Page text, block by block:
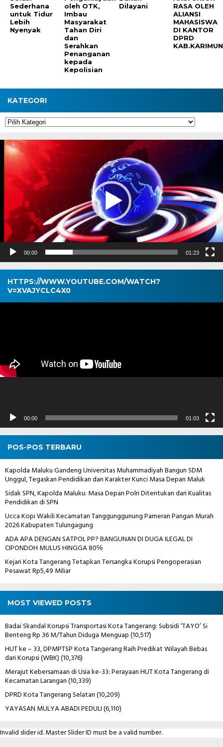
Sederhana
untuk Tidur
Lebih
Nyenyak
oleh OTK,
Imbau
Masyarakat
Tahan Diri
dan
Serahkan
Penanganan
kepada
Kepolisian
Dilayani
RASA OLEH
ALIANSI
MAHASISWA
DI KANTOR
DPRD
KAB.KARIMUN
KATEGORI
Kategori
Pemutar
Video
00:00 01:23
HTTPS://WWW.YOUTUBE.COM/WATCH?
V=XVAJYCLC4X0
Pemutar
00:00 01:03
POS-POS TERBARU
Kapolda Maluku Gandeng Universitas Muhammadiyah Bangun SDM
Unggul, Tegaskan Pendidikan dan Karakter Kunci Masa Depan Maluk
Sidak SPN, Kapolda Maluku: Masa Depan Polri Ditentukan dari Kualitas
Pendidikan di SPN
Ucca Kopi Wakili Kecamatan Tanggunggunung Pameran Pangan Murah
2026 Kabupaten Tulungagung
ADA APA DENGAN SATPOL PP? BANGUNAN DI DUGA ILEGAL DI
CIPONDOH MULUS HINGGA 80℅
Kejari Kota Tangerang Tetapkan Tersangka Korupsi Pengoperasian
Pesawat Rp5,49 Miliar
MOST VIEWED POSTS
Badai Skandal Korupsi Transportasi Kota Tangerang: Subsidi ‘TAYO’ Si
Benteng Rp 36 M/Tahun Diduga Menguap(10,517)
HUT ke – 33, DPMPTSP Kota Tangerang Raih Predikat Wilayah Bebas
dari Korupsi (WBK)(10,376)
Merajut Kebersamaan di Usia ke-33: Perayaan HUT Kota Tangerang di
Kecamatan Larangan(10,339)
DPRD Kota Tangerang Selatan(10,209)
YAYASAN MULYA ABADI PEDULI(6,110)
Invalid slider id. Master Slider ID must be a valid number.